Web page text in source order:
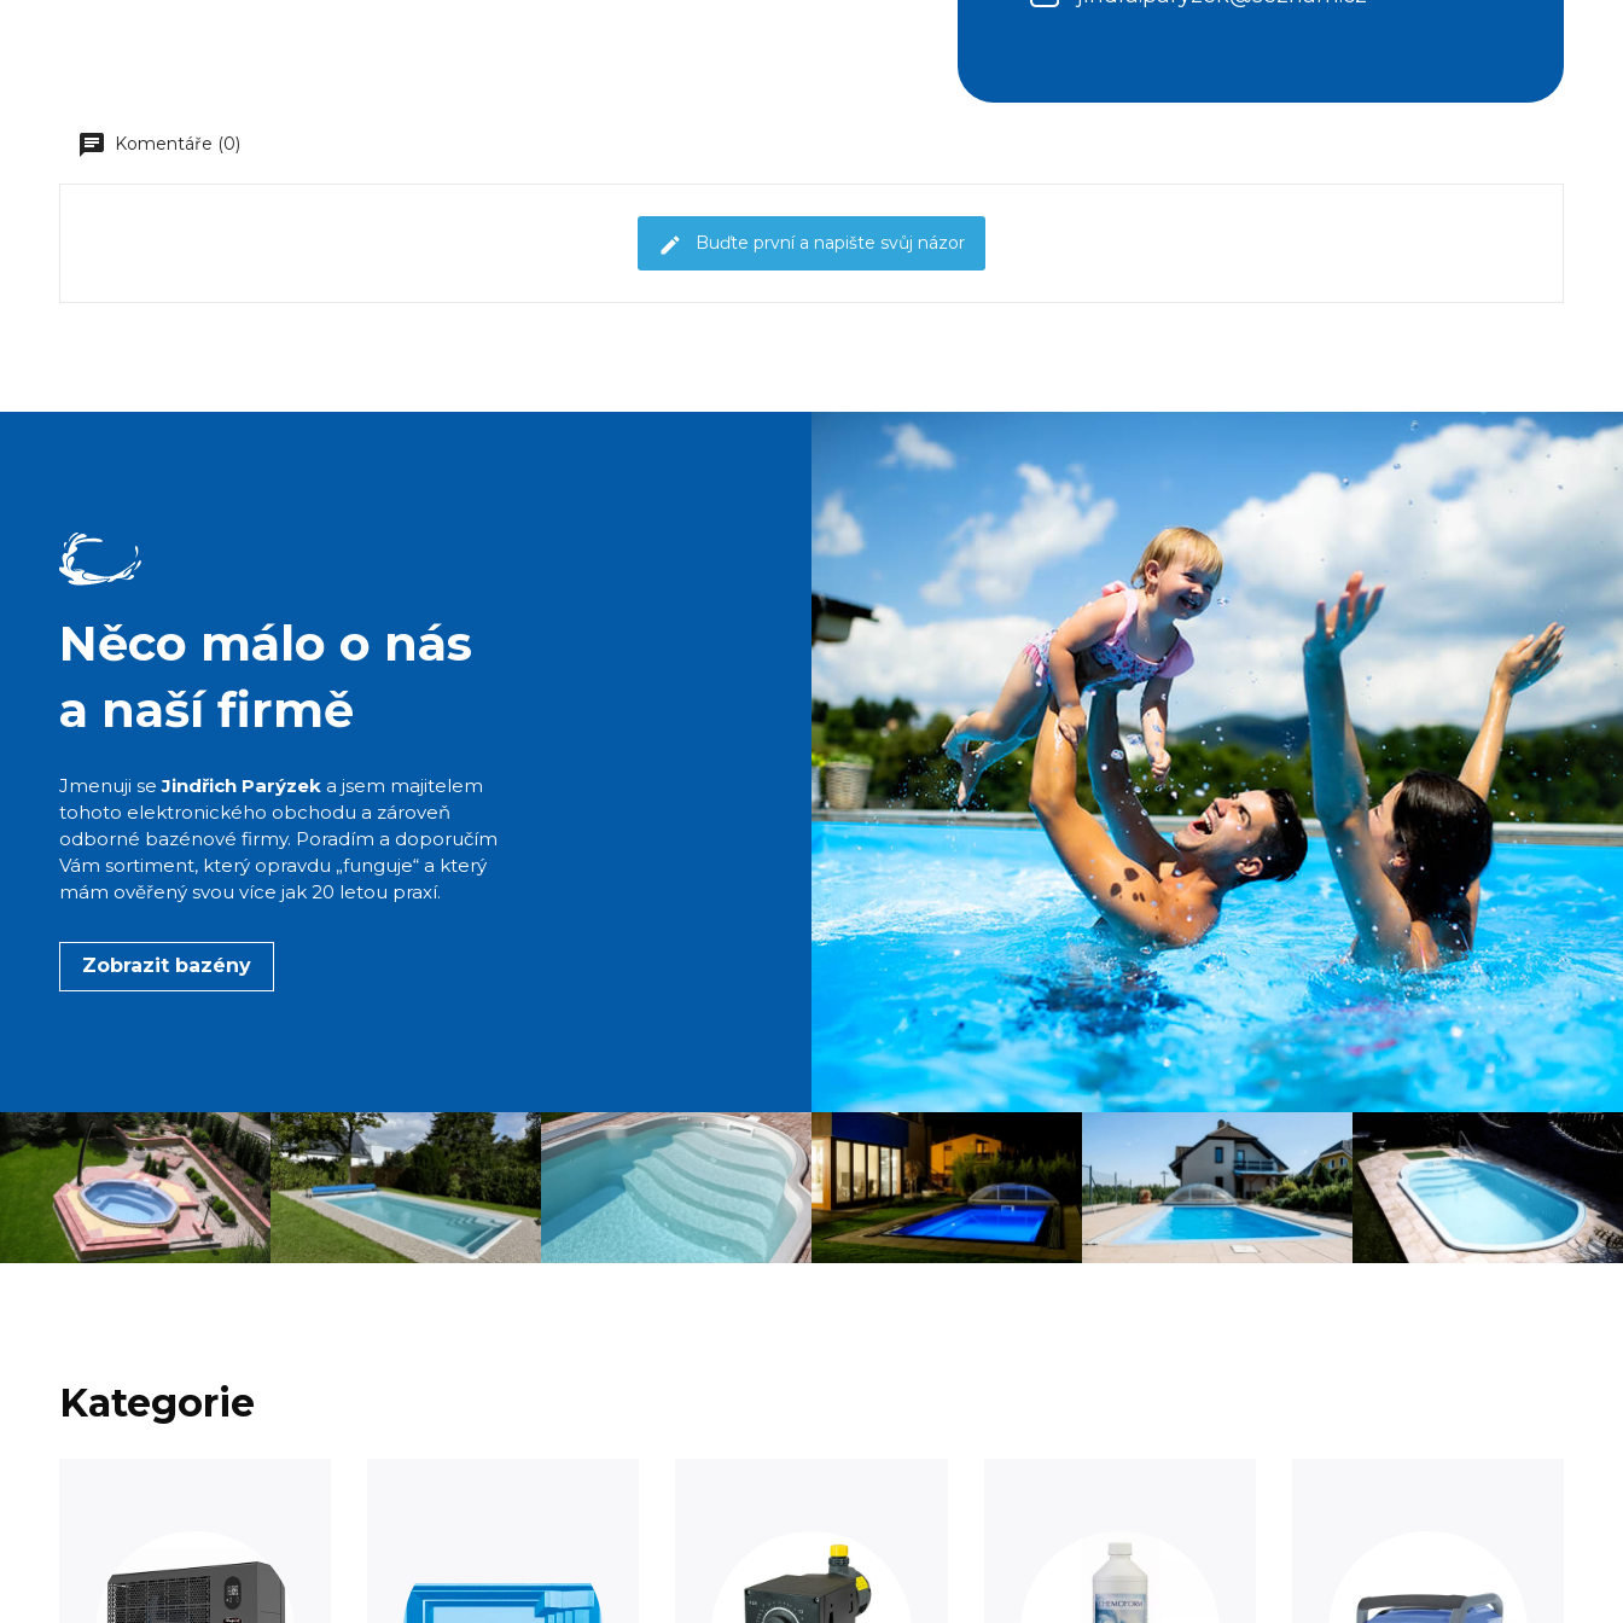
Komentáře (0)
Buďte první a napište svůj názor
Něco málo o nás
a naší firmě
Jmenuji seJindřich Parýzeka jsem majitelem
tohoto elektronického obchodu a zároveň
odborné bazénové firmy. Poradím a doporučím
Vám sortiment, který opravdu „funguje“ a který
mám ověřený svou více jak 20 letou praxí.
Zobrazit bazény
Kategorie